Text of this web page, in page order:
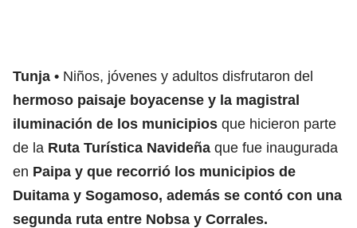
Tunja
Niños, jóvenes y adultos disfrutaron del
hermoso paisaje boyacense y la magistral
iluminación de los municipios que hicieron parte
de la Ruta Turística Navideña que fue inaugurada
en Paipa y que recorrió los municipios de
Duitama y Sogamoso, además se contó con una
segunda ruta entre Nobsa y Corrales.